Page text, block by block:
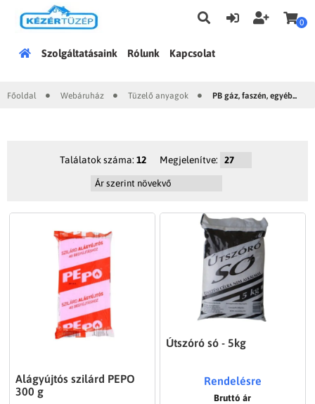
0
FőoldalSzolgáltatásaink Rólunk Kapcsolat
Főoldal Webáruház Tüzelő anyagok PB gáz, faszén, egyéb...
Találatok száma: 12 Megjelenítve:
Alágyújtós szilárd PEPO
300 g
Útszóró só - 5kg
Rendelésre
Bruttó ár